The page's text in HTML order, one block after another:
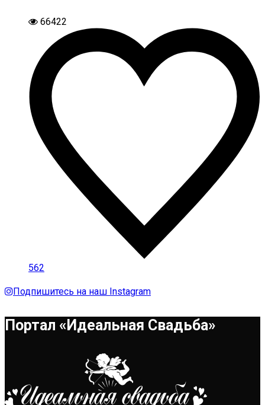
66422
562
Подпишитесь на наш Instagram
Портал «Идеальная Свадьба»